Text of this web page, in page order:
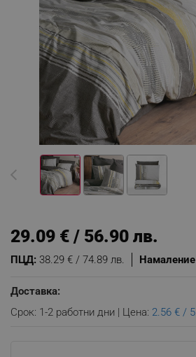
Намаление
ПЦД: 38.29 € / 74.89 лв.
29.09 € / 56.90 лв.
Доставка:
Срок: 1-2 работни дни | Цена: 2.56 € /